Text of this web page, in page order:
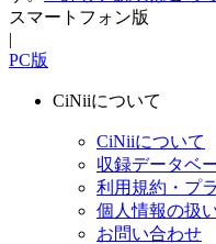
スマートフォン版
|
PC版
CiNiiについて
CiNiiについて
収録データベ
利用規約・プ
個人情報の扱
お問い合わせ